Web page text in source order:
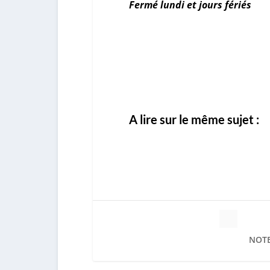
Fermé lundi et jours fériés
A lire sur le même sujet :